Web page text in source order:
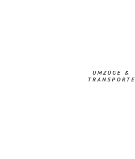
UMZÜGE &
TRANSPORTE